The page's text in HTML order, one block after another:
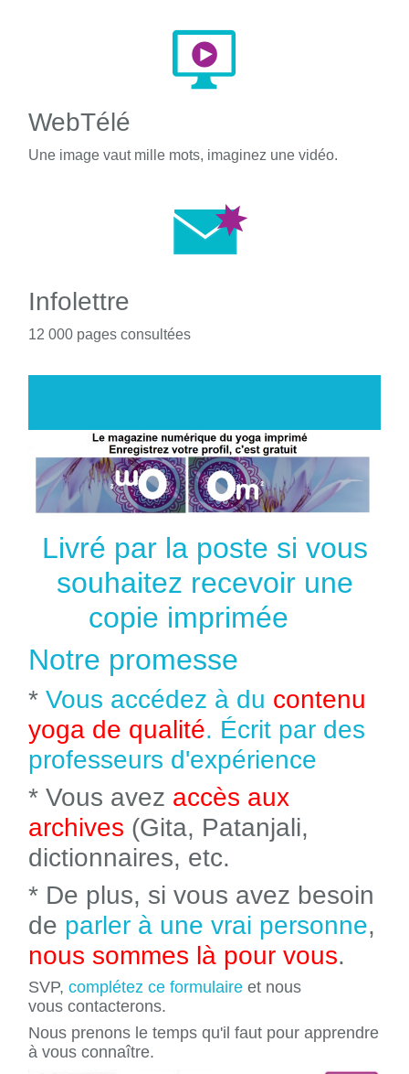
WebTélé
Une image vaut mille mots, imaginez une vidéo.
Infolettre
12 000 pages consultées
Livré par la poste si vous
souhaitez recevoir une
copie imprimée
Notre promesse
* Vous accédez à du contenu
yoga de qualité. Écrit par des
professeurs d'expérience
* Vous avez accès aux
archives (Gita, Patanjali,
dictionnaires, etc.
* De plus, si vous avez besoin
de parler à une vrai personne,
nous sommes là pour vous.
SVP, complétez ce formulaire et nous
vous contacterons.
Nous prenons le temps qu'il faut pour apprendre
à vous connaître.